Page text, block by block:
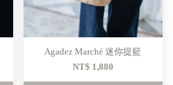
Agadez Marché 迷你提籃
NT$ 1,880